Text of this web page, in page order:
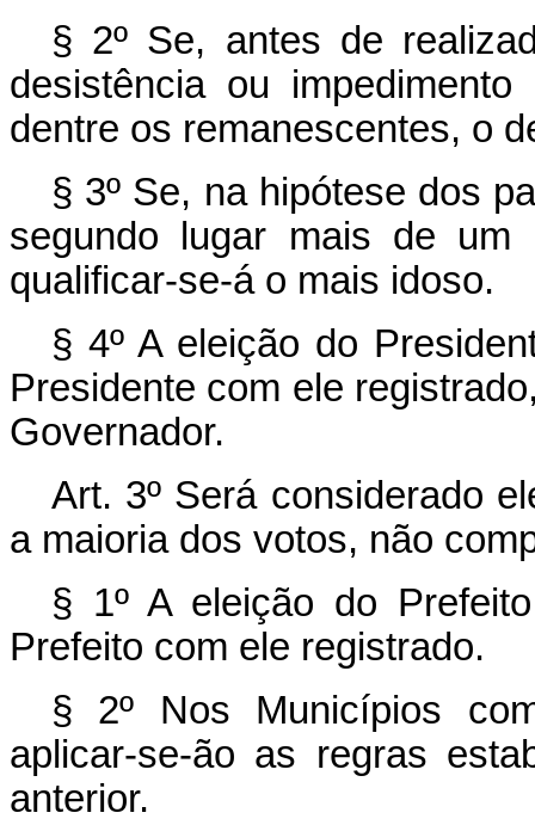
§ 2º Se, antes de
desistência ou
dentre os remanescentes, o
§ 3º Se, na hipótese dos
segundo lugar mais de um
qualificar-se-á o mais idoso.
§ 4º A eleição do
Presidente com ele
Governador.
Art. 3º Será considerado
a maioria dos votos, não
§ 1º A eleição do
Prefeito com ele registrado.
§ 2º Nos Municípios
aplicar-se-ão as regras
anterior.